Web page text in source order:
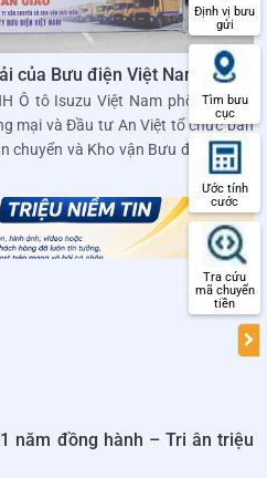
của Bưu điện Việt Nam
Ô tô Isuzu Việt Nam phối hợp với
mại và Đầu tư An Việt tổ chức bàn
chuyển và Kho vận Bưu điện (Tổng
năm đồng hành – Tri ân triệu
Định vị bưu
gửi
Tìm bưu
cục
Ước tính
cước
Tra cứu
mã chuyển
tiền